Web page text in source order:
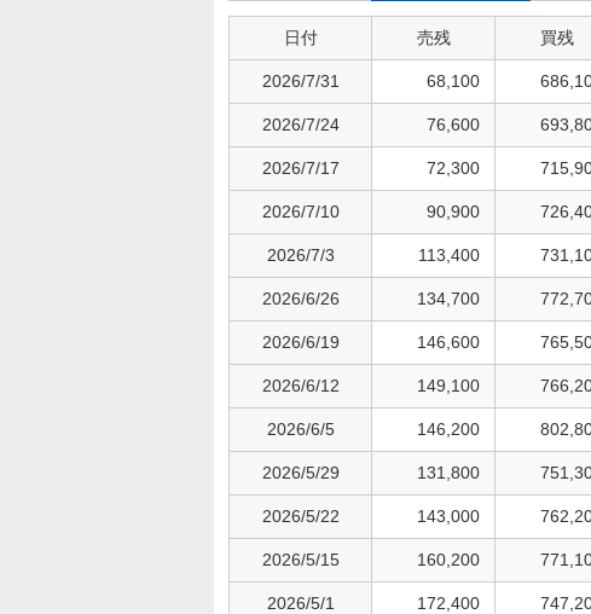
列
日付 売残 買残
2026/7/31 68,100
2026/7/24 76,600
2026/7/17 72,300
2026/7/10 90,900
2026/7/3 113,400
2026/6/26 134,700
2026/6/19 146,600
2026/6/12 149,100
2026/6/5 146,200
2026/5/29 131,800
2026/5/22 143,000
2026/5/15 160,200
2026/5/1 172,400